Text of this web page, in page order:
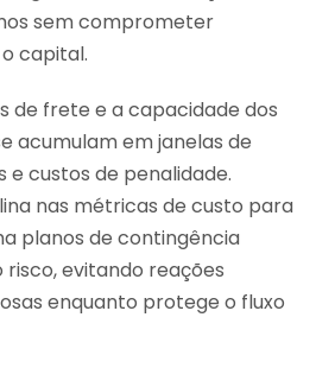
sem comprometer
capital.
de frete e a capacidade dos
acumulam em janelas de
custos de penalidade.
nas métricas de custo para
planos de contingência
evitando reações
enquanto protege o fluxo